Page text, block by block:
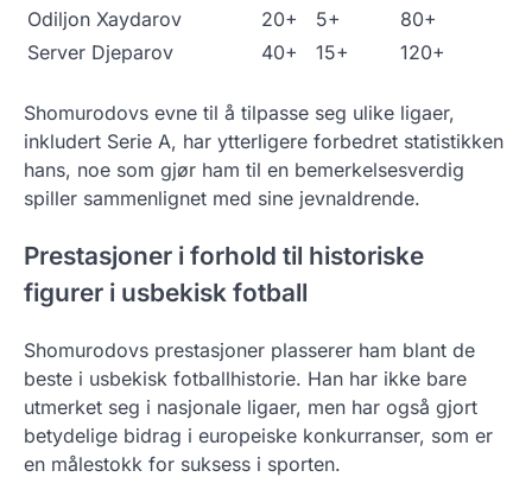
Odiljon Xaydarov
20+ 5+
80+
Server Djeparov
40+ 15+ 120+
Shomurodovs evne til å tilpasse seg ulike ligaer,
inkludert Serie A, har ytterligere forbedret statistikken
hans, noe som gjør ham til en bemerkelsesverdig
spiller sammenlignet med sine jevnaldrende.
Prestasjoner i forhold til historiske
figurer i usbekisk fotball
Shomurodovs prestasjoner plasserer ham blant de
beste i usbekisk fotballhistorie. Han har ikke bare
utmerket seg i nasjonale ligaer, men har også gjort
betydelige bidrag i europeiske konkurranser, som er
en målestokk for suksess i sporten.